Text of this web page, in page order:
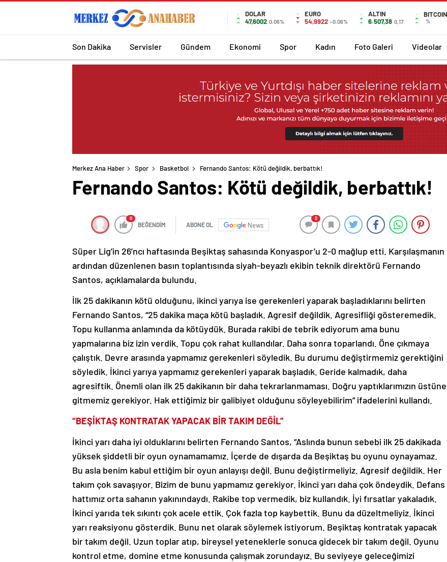
DOLAR
47,6002 0.06%
EURO
54,9922 -0.06%
ALTIN
6.507,38 0,17
BITCOIN
%
Son Dakika Servisler Gündem Ekonomi Spor Kadın Foto Galeri Videolar
Merkez Ana Haber Spor Basketbol Fernando Santos: Kötü değildik, berbattık!
Fernando Santos: Kötü değildik, berbattık!
0
BEĞENDİM ABONE OL News
0
Süper Lig’in 26’ncı haftasında Beşiktaş sahasında Konyaspor’u 2-0 mağlup etti. Karşılaşmanın
ardından düzenlenen basın toplantısında siyah-beyazlı ekibin teknik direktörü Fernando
Santos, açıklamalarda bulundu.
İlk 25 dakikanın kötü olduğunu, ikinci yarıya ise gerekenleri yaparak başladıklarını belirten
Fernando Santos, “25 dakika maça kötü başladık. Agresif değildik. Agresifliği gösteremedik.
Topu kullanma anlamında da kötüydük. Burada rakibi de tebrik ediyorum ama bunu
yapmalarına biz izin verdik. Topu çok rahat kullandılar. Daha sonra toparlandı. Öne çıkmaya
çalıştık. Devre arasında yapmamız gerekenleri söyledik. Bu durumu değiştirmemiz gerektiğini
söyledik. İkinci yarıya yapmamız gerekenleri yaparak başladık. Geride kalmadık, daha
agresiftik. Önemli olan ilk 25 dakikanın bir daha tekrarlanmaması. Doğru yaptıklarımızın üstüne
gitmemiz gerekiyor. Hak ettiğimiz bir galibiyet olduğunu söyleyebilirim” ifadelerini kullandı.
“BEŞİKTAŞ KONTRATAK YAPACAK BİR TAKIM DEĞİL”
İkinci yarı daha iyi olduklarını belirten Fernando Santos, “Aslında bunun sebebi ilk 25 dakikada
yüksek şiddetli bir oyun oynamamamız. İçerde de dışarda da Beşiktaş bu oyunu oynayamaz.
Bu asla benim kabul ettiğim bir oyun anlayışı değil. Bunu değiştirmeliyiz. Agresif değildik. Her
takım çok savaşıyor. Bizim de bunu yapmamız gerekiyor. İkinci yarı daha çok öndeydik. Defans
hattımız orta sahanın yakınındaydı. Rakibe top vermedik, biz kullandık. İyi fırsatlar yakaladık.
İkinci yarıda tek sıkıntı çok acele ettik. Çok fazla top kaybettik. Bunu da düzeltmeliyiz. İkinci
yarı reaksiyonu gösterdik. Bunu net olarak söylemek istiyorum. Beşiktaş kontratak yapacak
bir takım değil. Uzun toplar atıp, bireysel yeteneklerle sonuca gidecek bir takım değil. Oyunu
kontrol etme, domine etme konusunda çalışmak zorundayız. Bu seviyeye geleceğimizi